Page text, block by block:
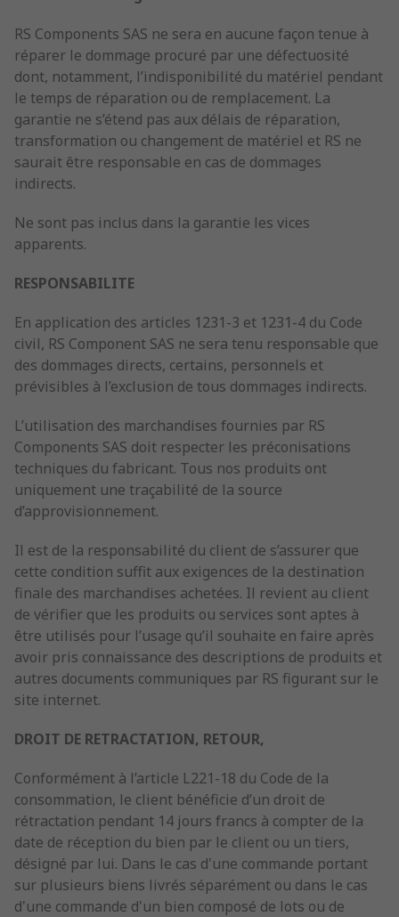
RS Components SAS ne sera en aucune façon tenue à
réparer le dommage procuré par une défectuosité
dont, notamment, l’indisponibilité du matériel pendant
le temps de réparation ou de remplacement. La
garantie ne s’étend pas aux délais de réparation,
transformation ou changement de matériel et RS ne
saurait être responsable en cas de dommages
indirects.
Ne sont pas inclus dans la garantie les vices
apparents.
RESPONSABILITE
En application des articles 1231-3 et 1231-4 du Code
civil, RS Component SAS ne sera tenu responsable que
des dommages directs, certains, personnels et
prévisibles à l’exclusion de tous dommages indirects.
L’utilisation des marchandises fournies par RS
Components SAS doit respecter les préconisations
techniques du fabricant. Tous nos produits ont
uniquement une traçabilité de la source
d’approvisionnement.
Il est de la responsabilité du client de s’assurer que
cette condition suffit aux exigences de la destination
finale des marchandises achetées. Il revient au client
de vérifier que les produits ou services sont aptes à
être utilisés pour l’usage qu’il souhaite en faire après
avoir pris connaissance des descriptions de produits et
autres documents communiques par RS figurant sur le
site internet.
DROIT DE RETRACTATION, RETOUR,
Conformément à l’article L221-18 du Code de la
consommation, le client bénéficie d’un droit de
rétractation pendant 14 jours francs à compter de la
date de réception du bien par le client ou un tiers,
désigné par lui. Dans le cas d'une commande portant
sur plusieurs biens livrés séparément ou dans le cas
d'une commande d'un bien composé de lots ou de